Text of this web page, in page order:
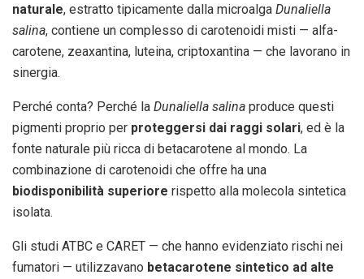
naturale, estratto tipicamente dalla microalga Dunaliella
salina, contiene un complesso di carotenoidi misti — alfa-
carotene, zeaxantina, luteina, criptoxantina — che lavorano in
sinergia.
Perché conta? Perché la Dunaliella salina produce questi
pigmenti proprio per proteggersi dai raggi solari, ed è la
fonte naturale più ricca di betacarotene al mondo. La
combinazione di carotenoidi che offre ha una
biodisponibilità superiore rispetto alla molecola sintetica
isolata.
Gli studi ATBC e CARET — che hanno evidenziato rischi nei
fumatori — utilizzavano betacarotene sintetico ad alte